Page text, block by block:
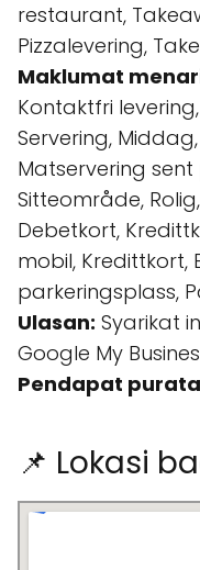
restaurant,
Pizzalevering,
Maklumat
Kontaktfri
Servering,
Matservering
Sitteområde,
Debetkort,
mobil, Kredittkort,
parkeringsplass,
Ulasan: Syarikat
Google My
Pendapat
📌 Lokasi